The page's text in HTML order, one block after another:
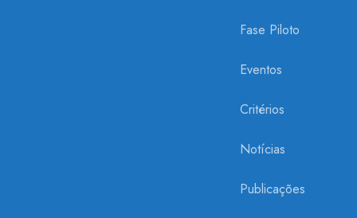
Fase Piloto
Eventos
Critérios
Notícias
Publicações